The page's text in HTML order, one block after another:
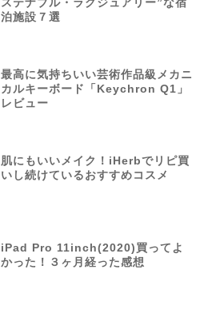
ステナブル・ラグジュアリー”な宿
泊施設７選
最高に気持ちいい芸術作品級メカニ
カルキーボード「Keychron Q1」
レビュー
肌にもいいメイク！iHerbでリピ買
いし続けているおすすめコスメ
iPad Pro 11inch(2020)買ってよ
かった！３ヶ月経った感想